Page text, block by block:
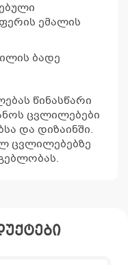
ემალის
ბადე
წინასწარი
ცვლილებები
და დიზაინში.
ცვლილებებზე